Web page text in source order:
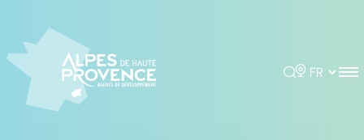
Rechercher
Choisir la